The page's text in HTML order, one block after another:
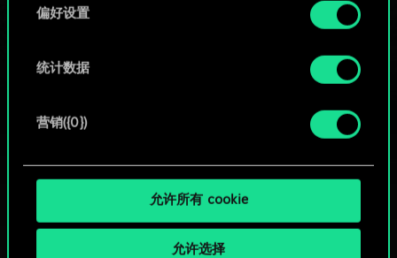
偏好设置
统计数据
营销({0})
允许所有 cookie
允许选择